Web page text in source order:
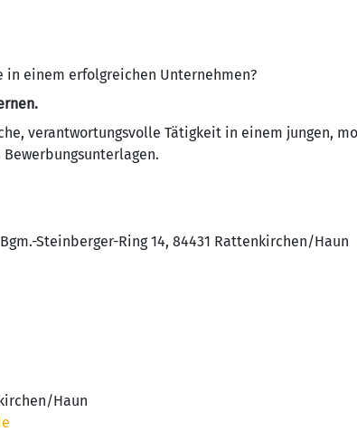
in einem erfolgreichen Unternehmen?
verantwortungsvolle Tätigkeit in einem jungen,
Steinberger-Ring 14, 84431 Rattenkirchen/Haun
Haun